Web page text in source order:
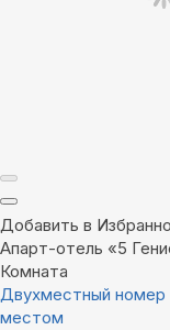
Добавить в
Апарт-отель «5
Комната
Двухместный номер
местом